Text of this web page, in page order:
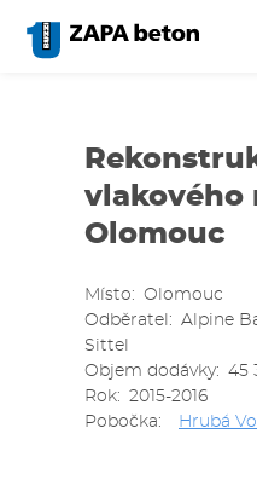
hlavnímu
vlakového
Olomouc
Místo
Olomouc
Odběratel
Alpine
Sittel
Objem dodávky
45
Rok
2015-2016
Pobočka
Hrubá